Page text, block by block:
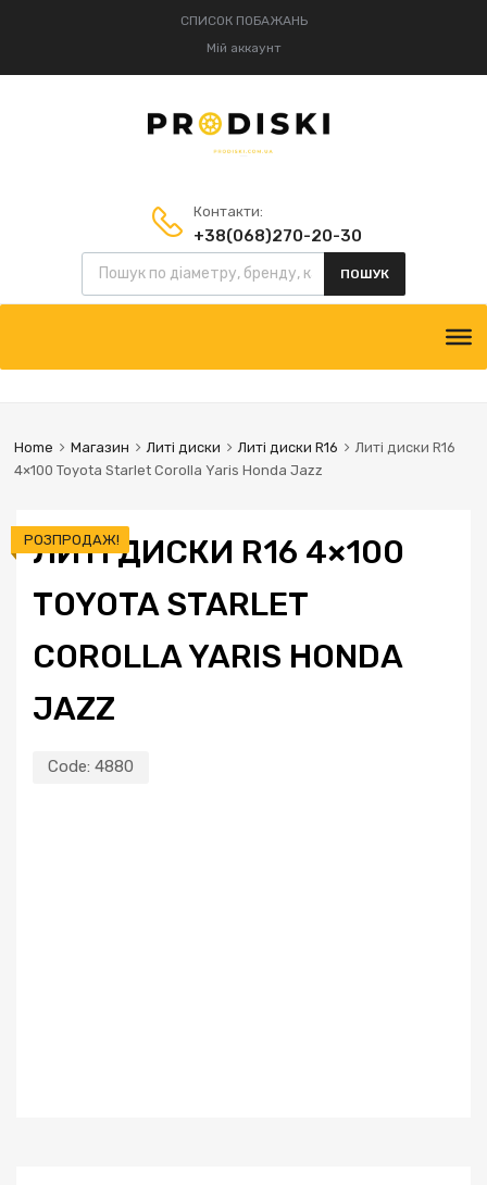
СПИСОК ПОБАЖАНЬ
Мій аккаунт
Контакти:
+38(068)270-20-30
+38(095)834-52-75
Пошук товарів
ПОШУК
content
Home Магазин Литі диски Литі диски R16
Литі диски R16
4×100 Toyota Starlet Corolla Yaris Honda Jazz
ЛИТІ ДИСКИ R16 4×100
TOYOTA STARLET
COROLLA YARIS HONDA
JAZZ
Code: 4880
РОЗПРОДАЖ!